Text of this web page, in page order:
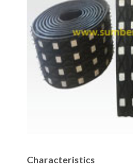
Characteristics